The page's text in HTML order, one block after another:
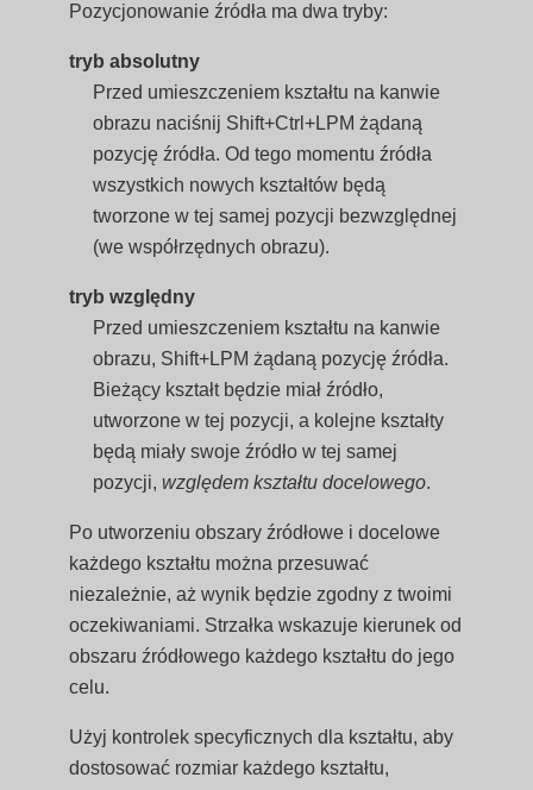
Pozycjonowanie źródła ma dwa tryby:
tryb absolutny
Przed umieszczeniem kształtu na kanwie
obrazu naciśnij Shift+Ctrl+LPM żądaną
pozycję źródła. Od tego momentu źródła
wszystkich nowych kształtów będą
tworzone w tej samej pozycji bezwzględnej
(we współrzędnych obrazu).
tryb względny
Przed umieszczeniem kształtu na kanwie
obrazu, Shift+LPM żądaną pozycję źródła.
Bieżący kształt będzie miał źródło,
utworzone w tej pozycji, a kolejne kształty
będą miały swoje źródło w tej samej
pozycji,względem kształtu docelowego.
Po utworzeniu obszary źródłowe i docelowe
każdego kształtu można przesuwać
niezależnie, aż wynik będzie zgodny z twoimi
oczekiwaniami. Strzałka wskazuje kierunek od
obszaru źródłowego każdego kształtu do jego
celu.
Użyj kontrolek specyficznych dla kształtu, aby
dostosować rozmiar każdego kształtu,